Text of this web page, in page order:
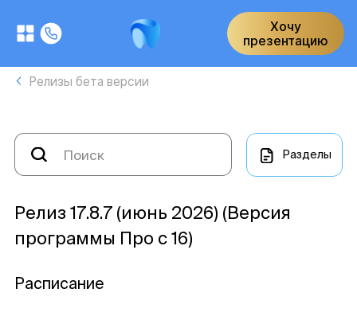
Хочу
презентацию
Релизы бета версии
Разделы
Релиз 17.8.7 (июнь 2026) (Версия
программы Про с 16)
Расписание